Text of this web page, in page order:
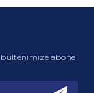
abone